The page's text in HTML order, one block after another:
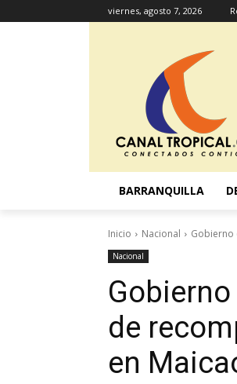
viernes, agosto 7, 2026
BARRANQUILLA
Inicio Nacional Gobierno
Nacional
de
en